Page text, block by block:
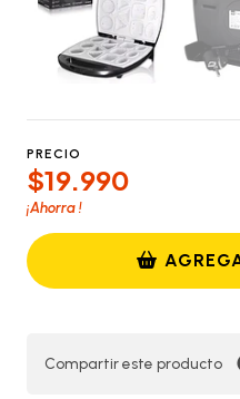
PRECIO
$19.990
¡Ahorra!
Compartir este producto